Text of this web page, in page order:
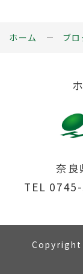
ホーム ブロ
奈良
TEL
Copyright